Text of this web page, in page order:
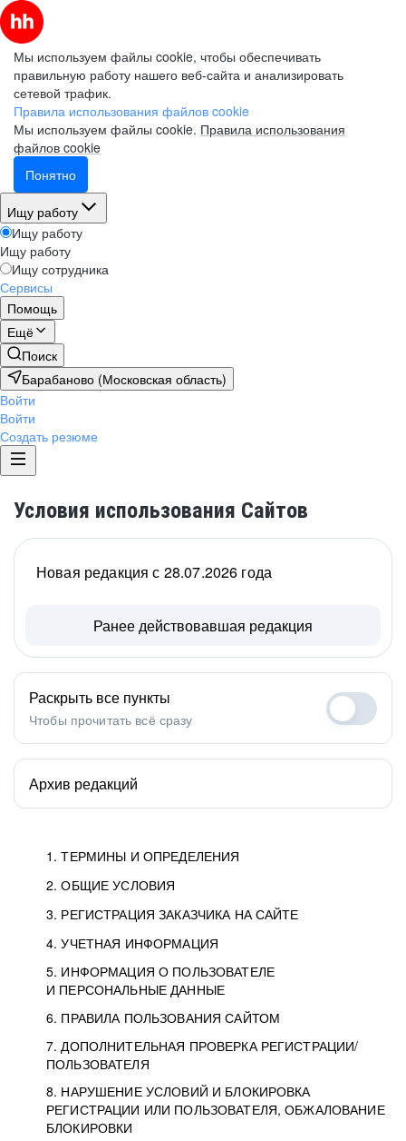
Мы используем файлы cookie, чтобы обеспечивать
правильную работу нашего веб-сайта и анализировать
сетевой трафик.
Правила использования файлов cookie
Мы используем файлы cookie. Правила использования
файлов cookie
Понятно
Ищу работу
Ищу работу
Ищу работу
Ищу сотрудника
Сервисы
Помощь
Ещё
Поиск
Барабаново (Московская область)
Войти
Войти
Создать резюме
Условия использования Сайтов
1. ТЕРМИНЫ И ОПРЕДЕЛЕНИЯ
2. ОБЩИЕ УСЛОВИЯ
3. РЕГИСТРАЦИЯ ЗАКАЗЧИКА НА САЙТЕ
4. УЧЕТНАЯ ИНФОРМАЦИЯ
5. ИНФОРМАЦИЯ О ПОЛЬЗОВАТЕЛЕ
И ПЕРСОНАЛЬНЫЕ ДАННЫЕ
6. ПРАВИЛА ПОЛЬЗОВАНИЯ САЙТОМ
7. ДОПОЛНИТЕЛЬНАЯ ПРОВЕРКА РЕГИСТРАЦИИ/
ПОЛЬЗОВАТЕЛЯ
8. НАРУШЕНИЕ УСЛОВИЙ И БЛОКИРОВКА
РЕГИСТРАЦИИ ИЛИ ПОЛЬЗОВАТЕЛЯ, ОБЖАЛОВАНИЕ
БЛОКИРОВКИ
Новая редакция с 28.07.2026 года
Ранее действовавшая редакция
Раскрыть все пункты
Чтобы прочитать всё сразу
Архив редакций